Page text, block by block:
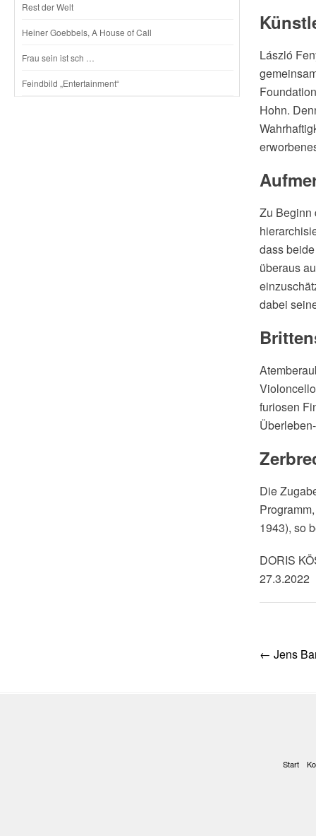
Rest der Welt
Heiner Goebbels, A House of Call
Frau sein ist sch …
Feindbild „Entertainment“
László
Hohn.
Zu Beginn
dass
überaus
dabei
furiosen
Die
1943), so
DORIS
27.3.2022
Post
← Jens
Start